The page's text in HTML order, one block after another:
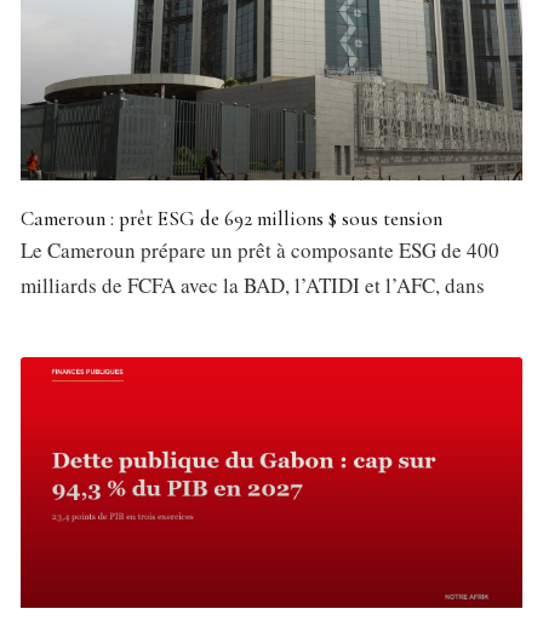
Cameroun : prêt ESG de 692 millions $ sous tension
Le Cameroun prépare un prêt à composante ESG de 400
milliards de FCFA avec la BAD, l’ATIDI et l’AFC, dans